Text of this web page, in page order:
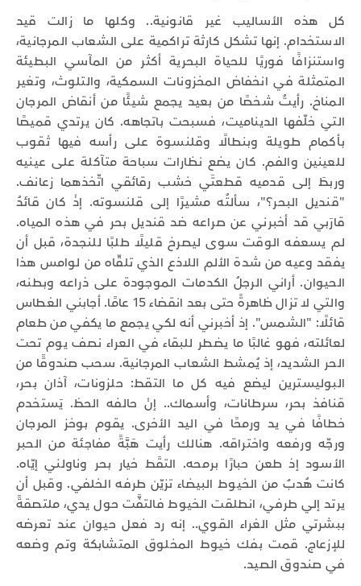
كل هذه الأساليب غير قانونية.. وكلها ما زالت قيد
الاستخدام. إنها تشكل كارثة تراكمية على الشعاب المرجانية،
واستنزافًا فوريًا للحياة البحرية أكثر من المآسي البطيئة
المتمثلة في انخفاض المخزونات السمكية، والتلوث، وتغير
المناخ. رأيتُ شخصًا من بعيد يجمع شيئًا من أنقاض المرجان
التي خلّفها الديناميت، فسبحت باتجاهه. كان يرتدي قميصًا
بأكمام طويلة وبنطالًا وقلنسوة على رأسه فيها ثقوب
للعينين والفم. كان يضع نظارات سباحة متآكلة على عينيه
وربطَ إلى قدميه قطعتَي خشب رقائقي اتّخذهما زعانف.
"قنديل البحر؟"، سألتُه مشيرًا إلى قلنسوته. إذْ كان قائدُ
قارَبي قد أخبرني عن صراعه ضد قنديل بحر في هذه المياه.
لم يسعفه الوقت سوى ليصرخ قليلًا طلبًا للنجدة، قبل أن
يفقد وعيه من شدة الألم اللاذع الذي تلقّاه من لوامس هذا
الحيوان. أراني الرجلُ الكدمات الموجودة على ذراعه وبطنه،
والتي لا تزال ظاهرةً حتى بعد انقضاء 15 عامًا. أجابني الغطاس
قائلًا: "الشمس". إذ أخبرني أنه لكي يجمع ما يكفي من طعام
لعائلته، فهو غالبًا ما يضطر للبقاء في العراء نصف يوم تحت
الحر الشديد، إذ يُمشط الشعاب المرجانية. سحب صندوقًا من
البوليسترين ليضع فيه كل ما التقط: حلزونات، آذان بحر،
قنافذ بحر، سرطانات، وأسماك.. إنْ حالفه الحظ. يَستخدم
خطافًا في يد ورمحًا في اليد الأخرى. يقوم بوخز المرجان
ورجّه ورفعه واختراقه. هنالك رأيت هَبَّةً مفاجئة من الحبر
الأسود إذ طعن حبارًا برمحه. التقَط خيار بحر وناولني إيّاه.
كانت هُدبٌ من الخيوط البيضاء تزيّن طرفه الخلفي. وقبل أن
يرتد إلي طرفي، انطلقت الخيوط فالتفَّت حول يدي، ملتصقةً
ببشرتي مثل الغراء القوي.. إنه رد فعل حيوان عند تعرضه
للإزعاج. قمت بفك خيوط المخلوق المتشابكة وتم وضعه
في صندوق الصيد.